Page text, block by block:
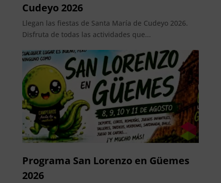
Cudeyo 2026
Llegan las fiestas de Santa María de Cudeyo 2026.
Disfruta de todas las actividades que...
Programa San Lorenzo en Güemes
2026